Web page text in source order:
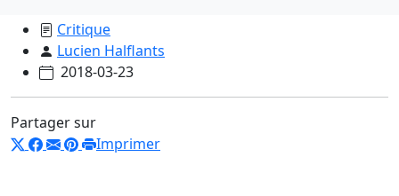
Critique
Lucien Halflants
2018-03-23
Partager sur
Imprimer